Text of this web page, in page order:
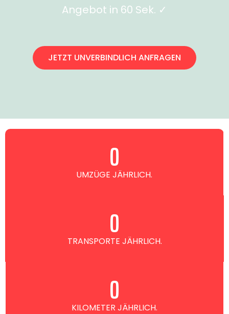
Angebot in 60 Sek. ✓
JETZT UNVERBINDLICH ANFRAGEN
UMZÜGE JÄHRLICH.
0
TRANSPORTE JÄHRLICH.
0
KILOMETER JÄHRLICH.
0